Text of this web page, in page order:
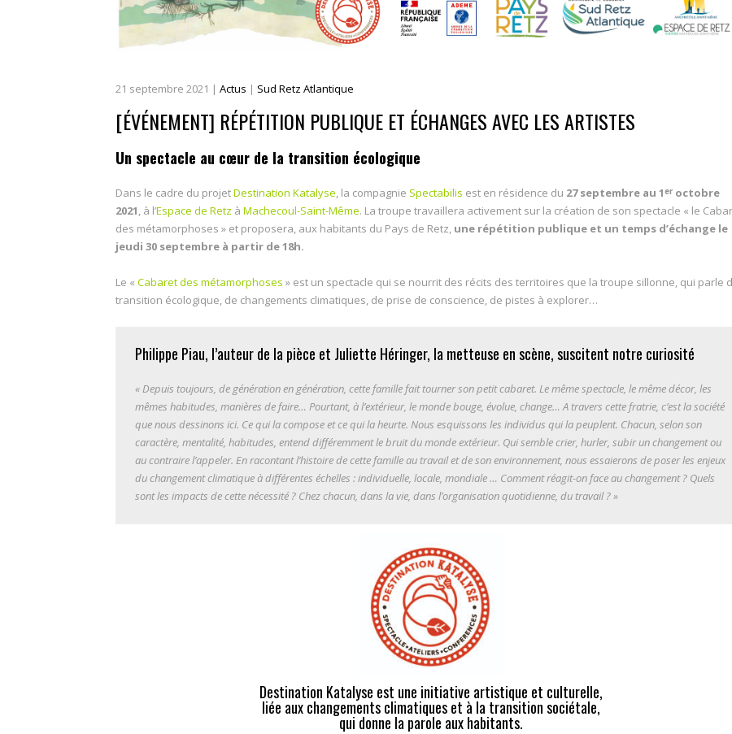
21 septembre 2021 | Actus | Sud Retz Atlantique
[ÉVÉNEMENT] RÉPÉTITION PUBLIQUE ET ÉCHANGES AVEC LES ARTISTES
Un spectacle au cœur de la transition écologique
Dans le cadre du projetDestination Katalyse, la compagnie Spectabilis est en résidence du 27 septembre au 1er octobre
2021, à l’Espace de Retz à Machecoul-Saint-Même. La troupe travaillera activement sur la création de son spectacle « le
des métamorphoses » et proposera, aux habitants du Pays de Retz, une répétition publique et un temps d’échange le
jeudi 30 septembre à partir de 18h.
Le « Cabaret des métamorphoses » est un spectacle qui se nourrit des récits des territoires que la troupe sillonne, qui parle
transition écologique, de changements climatiques, de prise de conscience, de pistes à explorer…
Philippe Piau, l’auteur de la pièce et Juliette Héringer, la metteuse en scène, suscitent notre curiosité
« Depuis toujours, de génération en génération, cette famille fait tourner son petit cabaret. Le même spectacle, le même décor, les
mêmes habitudes, manières de faire… Pourtant, à l’extérieur, le monde bouge, évolue, change… A travers cette fratrie, c’est la société
que nous dessinons ici. Ce qui la compose et ce qui la heurte. Nous esquissons les individus qui la peuplent. Chacun, selon son
caractère, mentalité, habitudes, entend différemment le bruit du monde extérieur. Qui semble crier, hurler, subir un changement ou
au contraire l’appeler. En racontant l’histoire de cette famille au travail et de son environnement, nous essaierons de poser les enjeux
du changement climatique à différentes échelles : individuelle, locale, mondiale … Comment réagit-on face au changement ? Quels
sont les impacts de cette nécessité ? Chez chacun, dans la vie, dans l’organisation quotidienne, du travail ? »
Destination Katalyse est une initiative artistique et culturelle,
liée aux changements climatiques et à la transition sociétale,
qui donne la parole aux habitants.